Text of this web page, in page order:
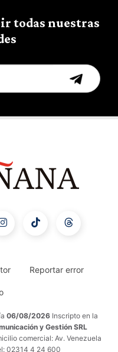
todas nuestras
Reportar error
06/08/2026 Inscripto en la
y Gestión SRL
comercial: Av. Venezuela
02314 4 24 600